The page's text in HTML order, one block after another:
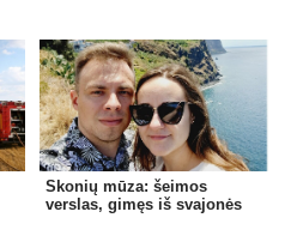
Skonių mūza: šeimos
verslas, gimęs iš svajonės